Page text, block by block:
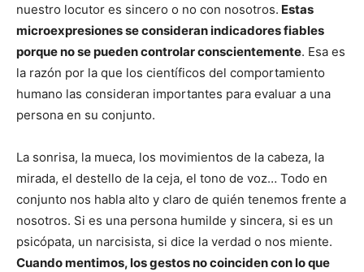
nuestro locutor es sincero o no con nosotros. Estas
microexpresiones se consideran indicadores fiables
porque no se pueden controlar conscientemente. Esa es
la razón por la que los científicos del comportamiento
humano las consideran importantes para evaluar a una
persona en su conjunto.
La sonrisa, la mueca, los movimientos de la cabeza, la
mirada, el destello de la ceja, el tono de voz… Todo en
conjunto nos habla alto y claro de quién tenemos frente a
nosotros. Si es una persona humilde y sincera, si es un
psicópata, un narcisista, si dice la verdad o nos miente.
Cuando mentimos, los gestos no coinciden con lo que